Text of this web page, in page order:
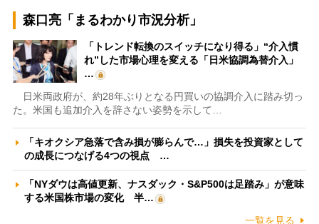
森口亮「まるわかり市況分析」
「トレンド転換のスイッチになり得る」“介入慣
れ”した市場心理を変える「日米協調為替介入」
…
日米両政府が、約28年ぶりとなる円買いの協調介入に踏み切っ
た。米国も追加介入を辞さない姿勢を示して…
「キオクシア急落で含み損が膨らんで…」損失を投資家として
の成長につなげる4つの視点 …
「NYダウは高値更新、ナスダック・S&P500は足踏み」が意味
する米国株市場の変化 半…
一覧を見る